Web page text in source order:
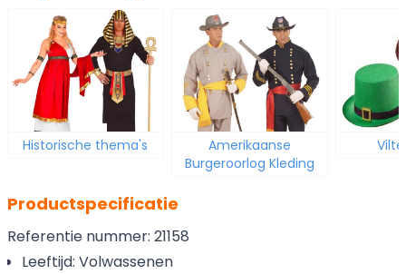
Historische thema's
Amerikaanse
Burgeroorlog Kleding
Productspecificatie
Referentie nummer: 21158
Leeftijd: Volwassenen